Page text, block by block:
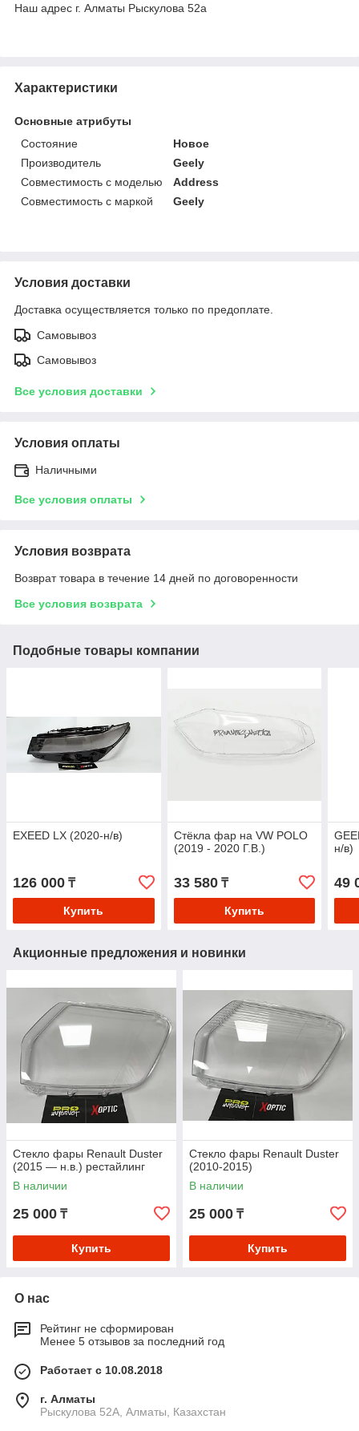
Наш адрес г. Алматы Рыскулова 52а
Характеристики
Основные атрибуты
Состояние
Новое
Производитель
Geely
Совместимость с моделью
Address
Совместимость с маркой
Geely
Условия доставки
Доставка осуществляется только по предоплате.
Самовывоз
Самовывоз
Все условия доставки
Условия оплаты
Наличными
Все условия оплаты
Условия возврата
Возврат товара в течение 14 дней по договоренности
Все условия возврата
Подобные товары компании
EXEED LX (2020-н/в)
126 000 ₸
Купить
Стёкла фар на VW POLO
(2019 - 2020 Г.В.)
33 580₸
Купить
н/в)
49
Акционные предложения и новинки
Стекло фары Renault Duster
(2015 — н.в.) рестайлинг
В наличии
25 000 ₸
Купить
Стекло фары Renault Duster
(2010-2015)
В наличии
25 000 ₸
Купить
О нас
Рейтинг не сформирован
Менее 5 отзывов за последний год
Работает с 10.08.2018
г. Алматы
Рыскулова 52А, Алматы, Казахстан